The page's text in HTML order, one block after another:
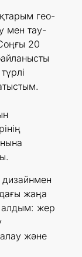
гео-
мен тау-
20
жаңа
алдым: жер
және